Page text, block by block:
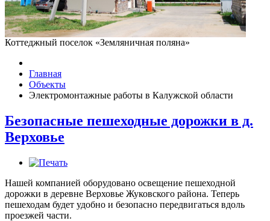
Коттеджный поселок «Земляничная поляна»
Главная
Объекты
Электромонтажные работы в Калужской области
Безопасные пешеходные дорожки в д.
Верховье
Нашей компанией оборудовано освещение пешеходной
дорожки в деревне Верховье Жуковского района. Теперь
пешеходам будет удобно и безопасно передвигаться вдоль
проезжей части.